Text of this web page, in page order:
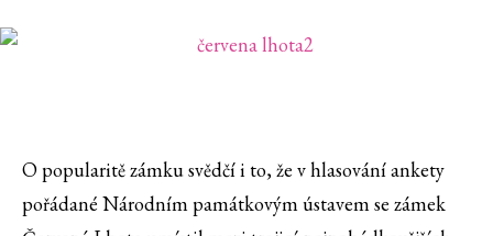
O popularitě zámku svědčí i to, že v hlasování ankety
pořádané Národním památkovým ústavem se zámek